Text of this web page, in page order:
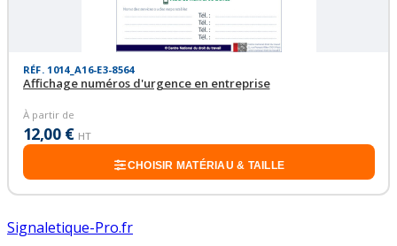
RÉF. 1014_A16-E3-8564
Affichage numéros d'urgence en entreprise
À partir de
12,00 € HT
CHOISIR MATÉRIAU & TAILLE
Signaletique-Pro.fr